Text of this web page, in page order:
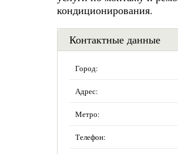
кондиционирования.
Контактные данные
Город:
Адрес:
Метро:
Телефон: